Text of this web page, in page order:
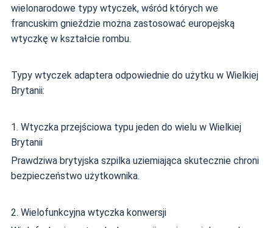
wielonarodowe typy wtyczek, wśród których we
francuskim gnieździe można zastosować europejską
wtyczkę w kształcie rombu.
Typy wtyczek adaptera odpowiednie do użytku w Wielkiej
Brytanii:
1. Wtyczka przejściowa typu jeden do wielu w Wielkiej
Brytanii
Prawdziwa brytyjska szpilka uziemiająca skutecznie chroni
bezpieczeństwo użytkownika.
2. Wielofunkcyjna wtyczka konwersji